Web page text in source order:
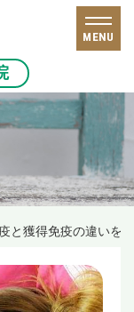
MENU
と獲得免疫の違いを